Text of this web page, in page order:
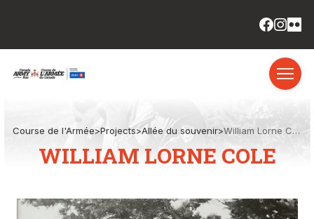
Course de l'Armée>Projects>Allée du souvenir> William Lorne Cole
WILLIAM LORNE COLE